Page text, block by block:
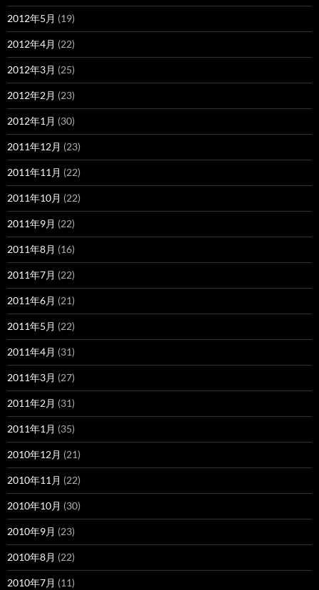
2012年5月 (19)
2012年4月 (22)
2012年3月 (25)
2012年2月 (23)
2012年1月 (30)
2011年12月 (23)
2011年11月 (22)
2011年10月 (22)
2011年9月 (22)
2011年8月 (16)
2011年7月 (22)
2011年6月 (21)
2011年5月 (22)
2011年4月 (31)
2011年3月 (27)
2011年2月 (31)
2011年1月 (35)
2010年12月 (21)
2010年11月 (22)
2010年10月 (30)
2010年9月 (23)
2010年8月 (22)
2010年7月 (11)